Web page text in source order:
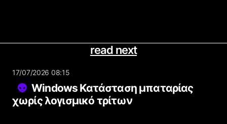
read next
17/07/2026 08:15
Windows Κατάσταση μπαταρίας
χωρίς λογισμικό τρίτων